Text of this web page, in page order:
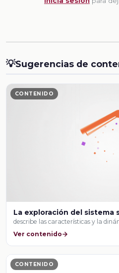
💡Sugerencias de
CONTENIDO
La exploración del sistema
describe las características y la
Ver contenido
CONTENIDO